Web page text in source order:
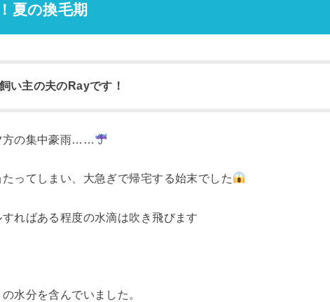
夏の換毛期
い主の夫のRayです！
方の集中豪雨……
ってしまい、大急ぎで帰宅する始末でした
ればある程度の水滴は吹き飛びます
水分を含んでいました。